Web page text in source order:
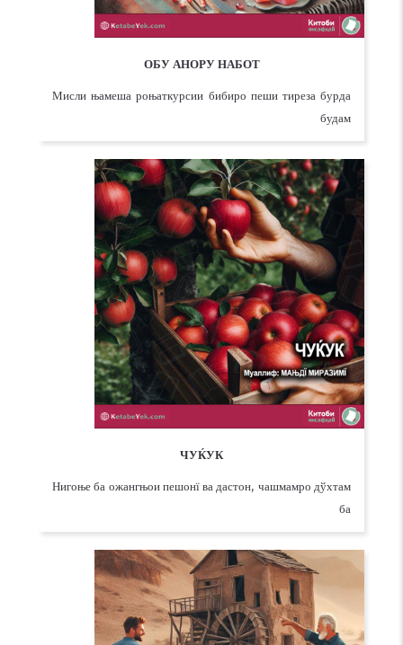
ОБУ АНОРУ НАБОТ
Мисли њамеша роњаткурсии бибиро пеши тиреза бурда
будам
ЧУЌУК
Нигоње ба ожангњои пешонї ва дастон, чашмамро дўхтам
ба